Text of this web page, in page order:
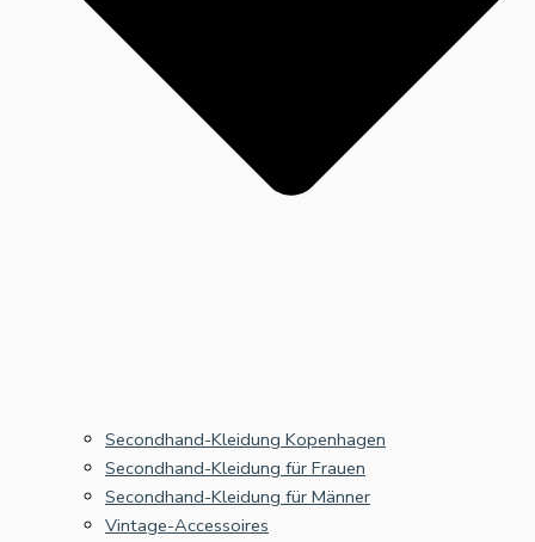
Secondhand-Kleidung Kopenhagen
Secondhand-Kleidung für Frauen
Secondhand-Kleidung für Männer
Vintage-Accessoires